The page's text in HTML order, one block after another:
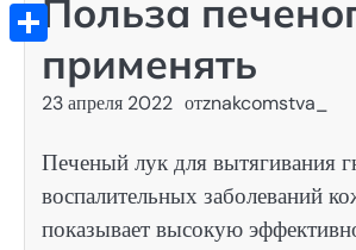
Польза
применять
23 апреля 2022 отznakcomstva_
Печеный лук для вытягивания
воспалительных заболеваний
показывает высокую
Odnoklassniki
Отправить